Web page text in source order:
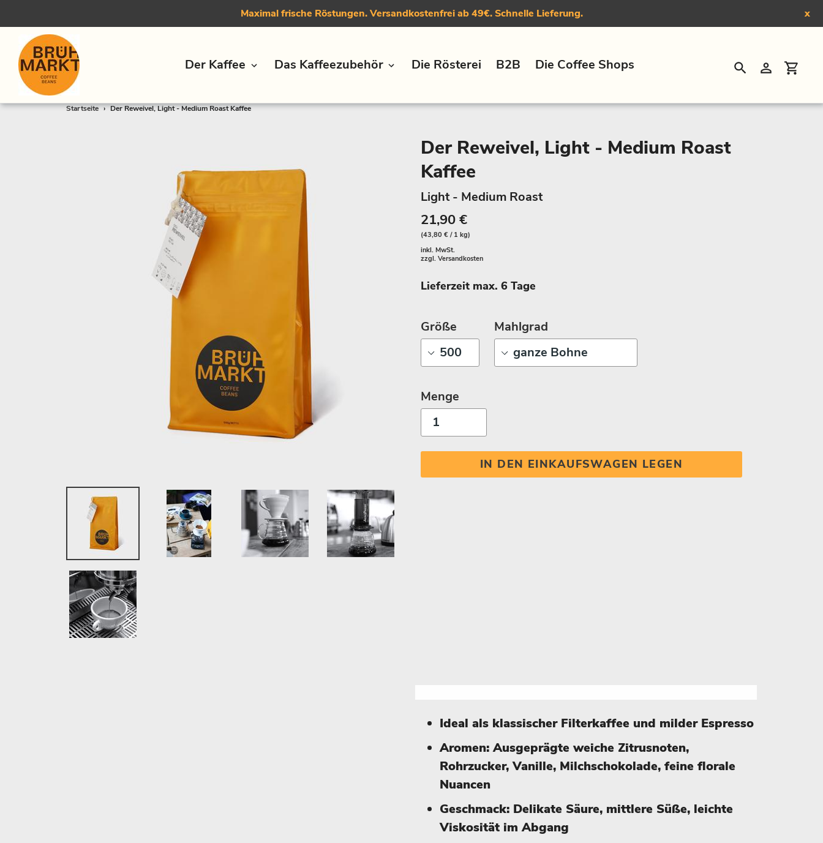
Direkt
Maximal frische Röstungen. Versandkostenfrei ab 49€. Schnelle Lieferung. x
Der Kaffee Das Kaffeezubehör Die Rösterei B2B Die Coffee Shops
SuchenEinloggen
Startseite › Der Reweivel, Light - Medium Roast Kaffee
Der Reweivel, Light - Medium Roast
Kaffee
Light - Medium Roast
21,90 €
(43,80 € / 1 kg)
inkl. MwSt.
zzgl. Versandkosten
Lieferzeit max. 6 Tage
Größe Mahlgrad
Menge
IN DEN EINKAUFSWAGEN LEGEN
Ideal als klassischer Filterkaffee und milder Espresso
Aromen: Ausgeprägte weiche Zitrusnoten,
Rohrzucker, Vanille, Milchschokolade, feine florale
Nuancen
Geschmack: Delikate Säure, mittlere Süße, leichte
Viskosität im Abgang